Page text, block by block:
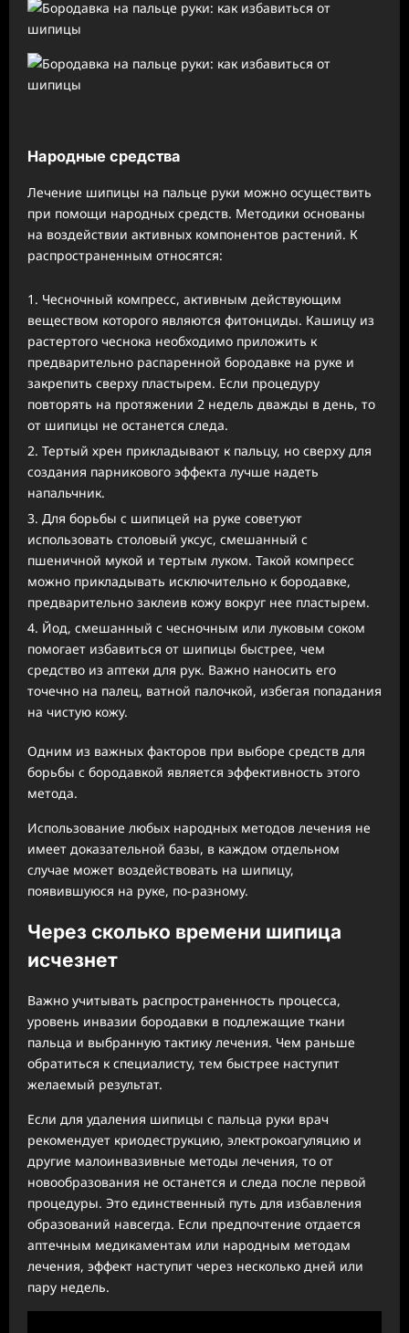
Народные средства
Лечение шипицы на пальце руки можно осуществить
при помощи народных средств. Методики основаны
на воздействии активных компонентов растений. К
распространенным относятся:
Чесночный компресс, активным действующим
веществом которого являются фитонциды. Кашицу из
растертого чеснока необходимо приложить к
предварительно распаренной бородавке на руке и
закрепить сверху пластырем. Если процедуру
повторять на протяжении 2 недель дважды в день, то
от шипицы не останется следа.
Тертый хрен прикладывают к пальцу, но сверху для
создания парникового эффекта лучше надеть
напальчник.
Для борьбы с шипицей на руке советуют
использовать столовый уксус, смешанный с
пшеничной мукой и тертым луком. Такой компресс
можно прикладывать исключительно к бородавке,
предварительно заклеив кожу вокруг нее пластырем.
Йод, смешанный с чесночным или луковым соком
помогает избавиться от шипицы быстрее, чем
средство из аптеки для рук. Важно наносить его
точечно на палец, ватной палочкой, избегая попадания
на чистую кожу.
Одним из важных факторов при выборе средств для
борьбы с бородавкой является эффективность этого
метода.
Использование любых народных методов лечения не
имеет доказательной базы, в каждом отдельном
случае может воздействовать на шипицу,
появившуюся на руке, по-разному.
Через сколько времени шипица
исчезнет
Важно учитывать распространенность процесса,
уровень инвазии бородавки в подлежащие ткани
пальца и выбранную тактику лечения. Чем раньше
обратиться к специалисту, тем быстрее наступит
желаемый результат.
Если для удаления шипицы с пальца руки врач
рекомендует криодеструкцию, электрокоагуляцию и
другие малоинвазивные методы лечения, то от
новообразования не останется и следа после первой
процедуры. Это единственный путь для избавления
образований навсегда. Если предпочтение отдается
аптечным медикаментам или народным методам
лечения, эффект наступит через несколько дней или
пару недель.